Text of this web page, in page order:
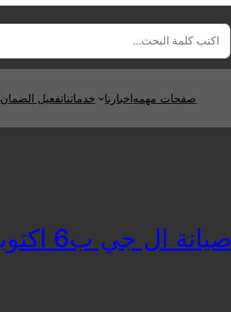
تفعيل الضمانخدماتنا اخبارناصفحات مهمه
صيانة ال جي ب6 اكتوبر 01095999314